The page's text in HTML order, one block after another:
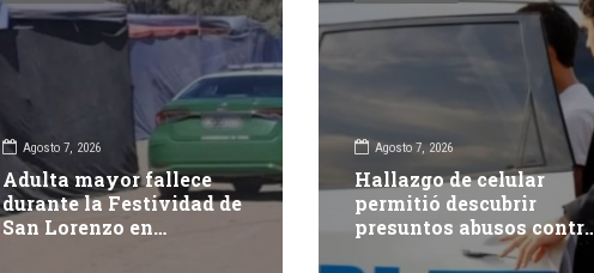
Agosto 7, 2026
Adulta mayor fallece
durante la Festividad de
San Lorenzo en
Agosto 7, 2026
Hallazgo de celular
permitió descubrir
presuntos abusos
adolescente: dos